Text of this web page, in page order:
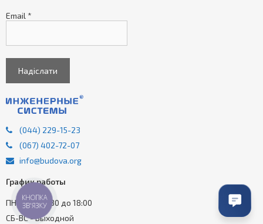
Email *
(044) 229-15-23
(067) 402-72-07
info@budova.org
График работы
ПН-ПТ - з 9:30 до 18:00
СБ-ВС - Выходной
КНОПКА
ЗВ'ЯЗКУ